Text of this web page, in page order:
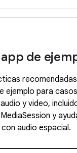
app de
ejemplo para
y video,
y
audio espacial.